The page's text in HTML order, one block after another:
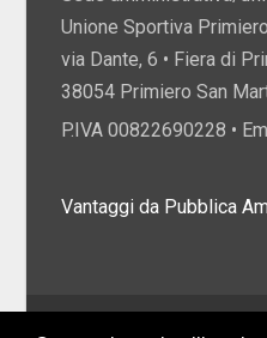
Unione Sportiva
via Dante, 6 • Fiera di
38054 Primiero San
P.IVA 00822690228 •
Vantaggi da Pubblica